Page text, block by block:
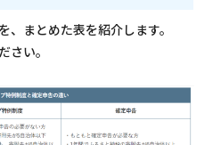
、まとめた表を紹介します。
さい。